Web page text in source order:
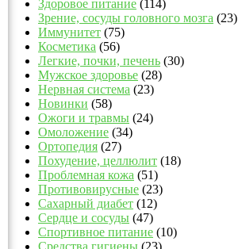
Здоровое питание (114)
Зрение, сосуды головного мозга (23)
Иммунитет (75)
Косметика (56)
Легкие, почки, печень (30)
Мужское здоровье (28)
Нервная система (23)
Новинки (58)
Ожоги и травмы (24)
Омоложение (34)
Ортопедия (27)
Похудение, целлюлит (18)
Проблемная кожа (51)
Противовирусные (23)
Сахарный диабет (12)
Сердце и сосуды (47)
Спортивное питание (10)
Средства гигиены (23)